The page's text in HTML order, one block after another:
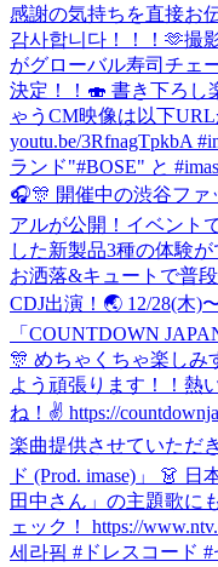
感謝の気持ちを直接お
감사합니다！！！🫶撮
がグローバル寿司チェ
決定！！🍣 書き下ろし
ゃうCM映像は以下
youtu.be/3RfnagTpkbA
ランド"#BOSE" と
🎧🎊 開催中の渋谷ファ
アルが公開！イベント
した新製品3種の体験
お洒落&キュートで普
CDJ出演！🌏 12/28(木)
「COUNTDOWN
🎊 めちゃくちゃ楽しみ
よう頑張ります！！熱
ね！✌️ https://
楽曲提供させていただ
ド (Prod. imase)」 👗
田中さん」の主題歌に
ェック！ https://
세라핌 #ドレスコード